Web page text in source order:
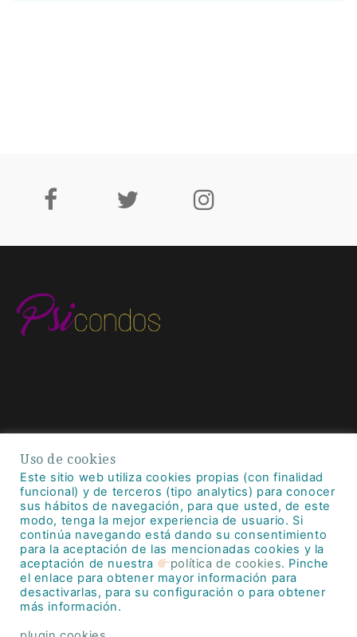
contacto@psicondos.es
Quiénes somos
Política de Privacidad
Política de Cookies
Uso de cookies
Este sitio web utiliza cookies propias (con finalidad
funcional) y de terceros (tipo analytics) para conocer
sus hábitos de navegación, para que usted, de este
modo, tenga la mejor experiencia de usuario. Si
continúa navegando está dando su consentimiento
para la aceptación de las mencionadas cookies y la
aceptación de nuestra
política de cookies. Pinche
el enlace para obtener mayor información para
desactivarlas, para su configuración o para obtener
más información.